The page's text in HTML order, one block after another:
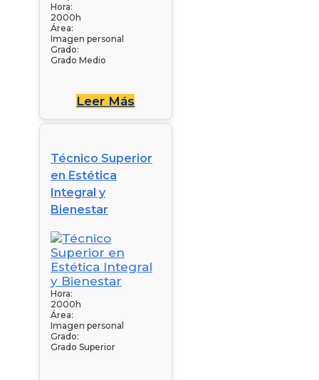
Hora:
2000h
Área:
Imagen personal
Grado:
Grado Medio
Leer Más
Técnico Superior
en Estética
Integral y
Bienestar
Hora:
2000h
Área:
Imagen personal
Grado:
Grado Superior